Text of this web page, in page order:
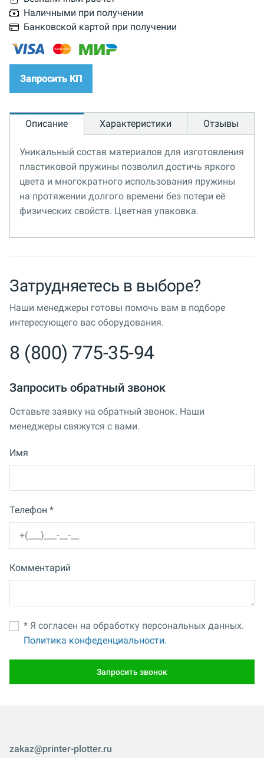
Наличными при получении
Банковской картой при получении
Запросить КП
Описание Характеристики Отзывы
Уникальный состав материалов для изготовления
пластиковой пружины позволил достичь яркого
цвета и многократного использования пружины
на протяжении долгого времени без потери её
физических свойств. Цветная упаковка.
Затрудняетесь в выборе?
Наши менеджеры готовы помочь вам в подборе
интересующего вас оборудования.
8 (800) 775-35-94
Запросить обратный звонок
Оставьте заявку на обратный звонок. Наши
менеджеры свяжутся с вами.
Имя
Телефон *
Комментарий
* Я согласен на обработку персональных данных.
Политика конфеденциальности.
Запросить звонок
zakaz@printer-plotter.ru